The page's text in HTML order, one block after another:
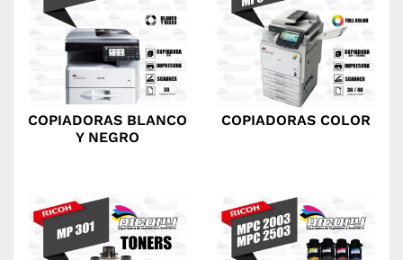
COPIADORAS BLANCO
Y NEGRO
COPIADORAS COLOR